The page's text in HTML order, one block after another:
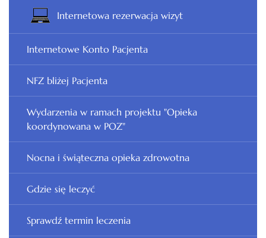
Internetowa rezerwacja wizyt
Internetowe Konto Pacjenta
NFZ bliżej Pacjenta
Wydarzenia w ramach projektu "Opieka
koordynowana w POZ"
Nocna i świąteczna opieka zdrowotna
Gdzie się leczyć
Sprawdź termin leczenia